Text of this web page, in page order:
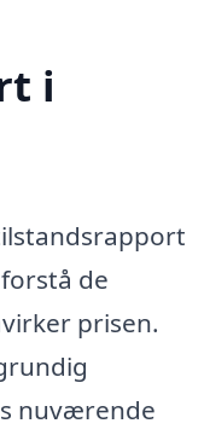
i
de
prisen.
nuværende